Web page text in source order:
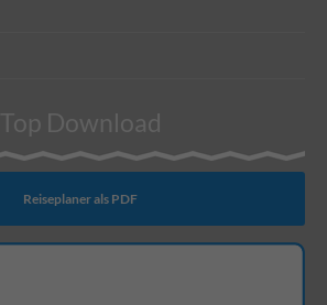
Top Download
Reiseplaner als PDF